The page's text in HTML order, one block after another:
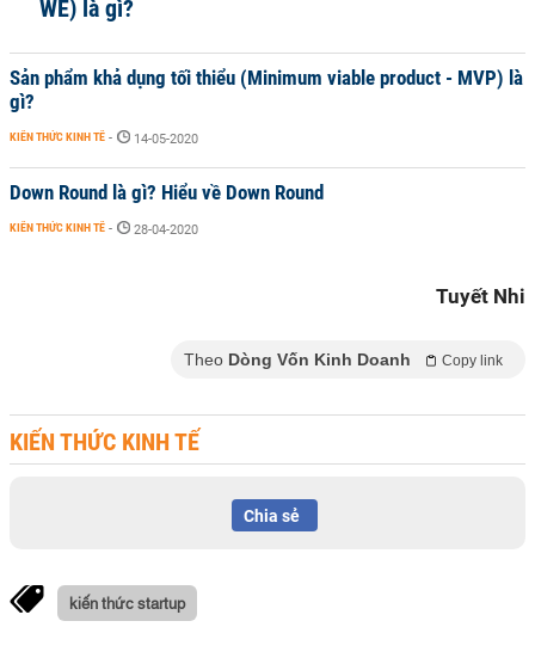
WE) là gì?
Sản phẩm khả dụng tối thiểu (Minimum viable product - MVP) là
gì?
KIẾN THỨC KINH TẾ - 14-05-2020
Down Round là gì? Hiểu về Down Round
KIẾN THỨC KINH TẾ - 28-04-2020
Tuyết Nhi
Theo Dòng Vốn Kinh Doanh Copy link
KIẾN THỨC KINH TẾ
Chia sẻ
kiến thức startup